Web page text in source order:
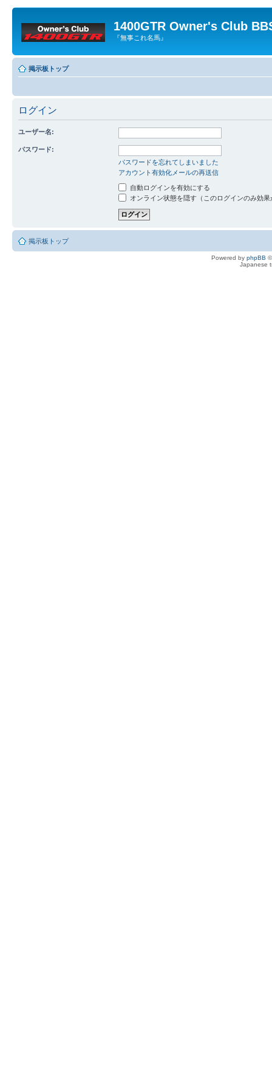
1400GTR Owner's Club
『無事これ名馬』
掲示板トップ
ログイン
ユーザー名:
パスワード:
パスワードを忘れてしまいました
アカウント有効化メールの再送信
自動ログインを有効にする
オンライン状態を隠す（このログインのみ効
掲示板トップ
Powered by phpBB
Japanese